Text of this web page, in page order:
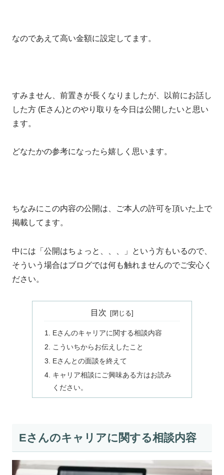
なのであえて高い金額に設定してます。
すみません、前置きが長くなりましたが、以前にお話し
した方 (Eさん)とのやり取りを今日は公開したいと思い
ます。
どなたかの参考になったら嬉しく思います。
ちなみにこの内容の公開は、ご本人の許可を頂いた上で
掲載してます。
中には「公開はちょっと、、、」という方もいるので、
そういう場合はブログでは何も触れませんのでご安心く
ださい。
目次
Eさんのキャリアに関する相談内容
こういちからお伝えしたこと
Eさんとの面談を終えて
キャリア相談にご興味ある方はお読み
ください。
Eさんのキャリアに関する相談内容